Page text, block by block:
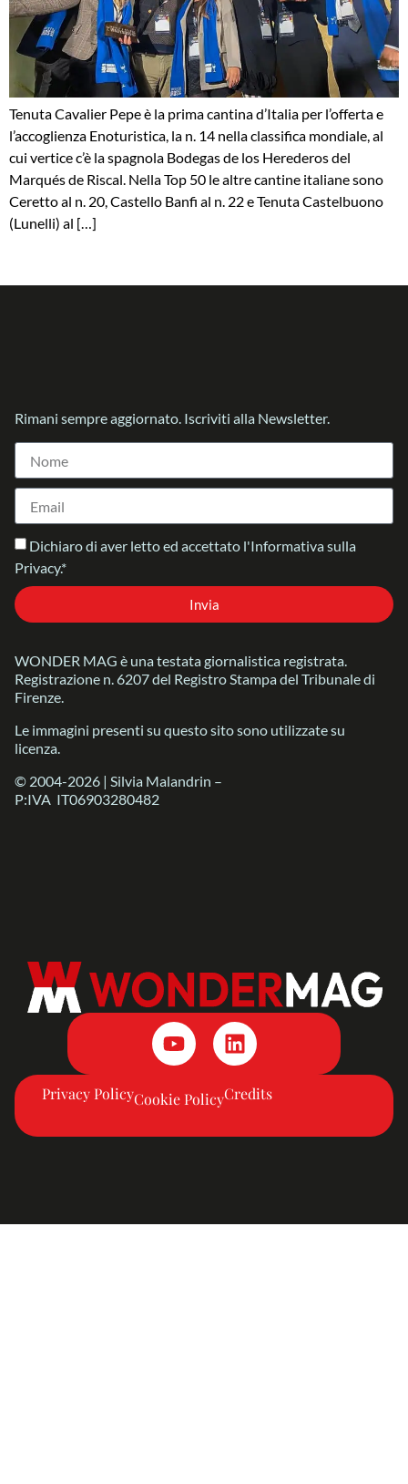
Tenuta Cavalier Pepe è la prima cantina d’Italia per l’offerta e
l’accoglienza Enoturistica, la n. 14 nella classifica mondiale, al
cui vertice c’è la spagnola Bodegas de los Herederos del
Marqués de Riscal. Nella Top 50 le altre cantine italiane sono
Ceretto al n. 20, Castello Banfi al n. 22 e Tenuta Castelbuono
(Lunelli) al […]
Rimani sempre aggiornato. Iscriviti alla Newsletter.
Dichiaro di aver letto ed accettato l'Informativa sulla
Privacy.*
Invia
WONDER MAG è una testata giornalistica registrata.
Registrazione n. 6207 del Registro Stampa del Tribunale di
Firenze.
Le immagini presenti su questo sito sono utilizzate su
licenza.
© 2004-2026 | Silvia Malandrin –
P:IVA IT06903280482
Privacy PolicyCookie PolicyCredits